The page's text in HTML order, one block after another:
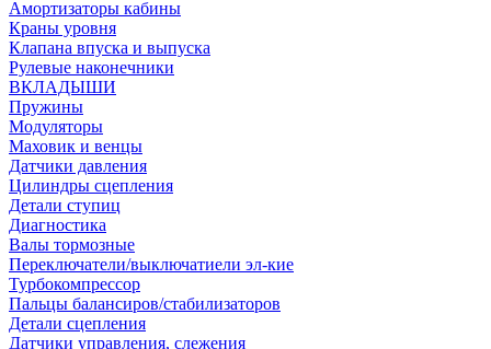
Амортизаторы кабины
Краны уровня
Клапана впуска и выпуска
Рулевые наконечники
ВКЛАДЫШИ
Пружины
Модуляторы
Маховик и венцы
Датчики давления
Цилиндры сцепления
Детали ступиц
Диагностика
Валы тормозные
Переключатели/выключатиели эл-кие
Турбокомпрессор
Пальцы балансиров/стабилизаторов
Детали сцепления
Датчики управления, слежения